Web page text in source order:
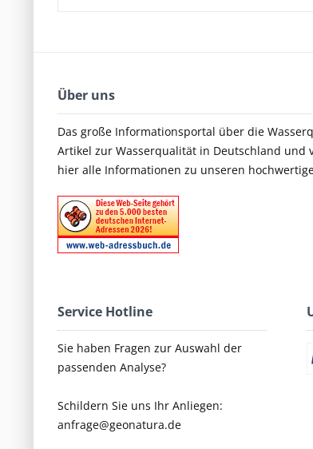
Über uns
Das große Informationsportal über die
Artikel zur Wasserqualität in Deutschland und
hier alle Informationen zu unseren
Service Hotline
Sie haben Fragen zur Auswahl der
passenden Analyse?
Schildern Sie uns Ihr Anliegen:
anfrage@geonatura.de